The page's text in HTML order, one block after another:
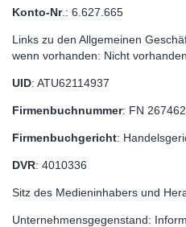
Konto-Nr.: 6.627.665
Links zu den Allgemeinen
wenn vorhanden: Nicht vorhanden
UID: ATU62114937
Firmenbuchnummer: FN
Firmenbuchgericht:
DVR: 4010336
Sitz des Medieninhabers und
Unternehmensgegenstand: